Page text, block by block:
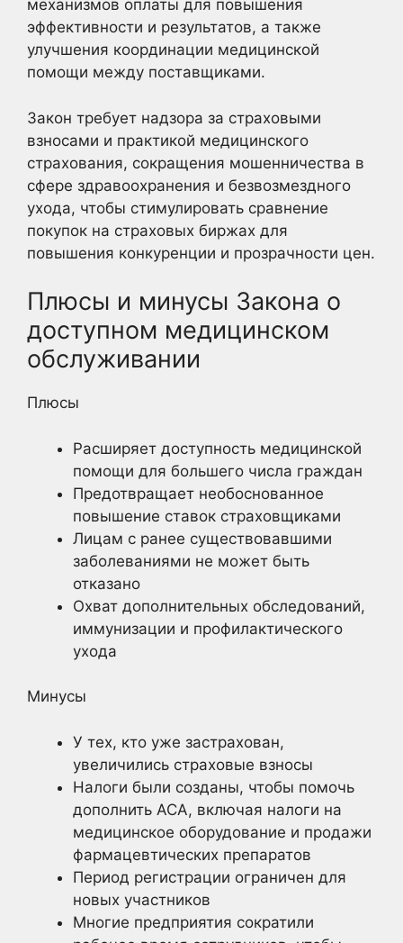
механизмов оплаты для повышения
эффективности и результатов, а также
улучшения координации медицинской
помощи между поставщиками.
Закон требует надзора за страховыми
взносами и практикой медицинского
страхования, сокращения мошенничества в
сфере здравоохранения и безвозмездного
ухода, чтобы стимулировать сравнение
покупок на страховых биржах для
повышения конкуренции и прозрачности цен.
Плюсы и минусы Закона о
доступном медицинском
обслуживании
Плюсы
Расширяет доступность медицинской
помощи для большего числа граждан
Предотвращает необоснованное
повышение ставок страховщиками
Лицам с ранее существовавшими
заболеваниями не может быть
отказано
Охват дополнительных обследований,
иммунизации и профилактического
ухода
Минусы
У тех, кто уже застрахован,
увеличились страховые взносы
Налоги были созданы, чтобы помочь
дополнить ACA, включая налоги на
медицинское оборудование и продажи
фармацевтических препаратов
Период регистрации ограничен для
новых участников
Многие предприятия сократили